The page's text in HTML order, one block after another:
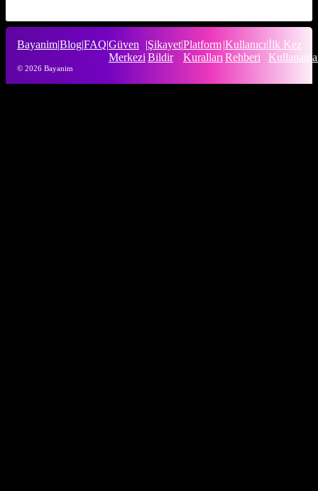
Bayanim|Blog|FAQ|Güven
Merkezi
|Şikayet
Bildir
|Platform
Kuralları
|Kullanıcı
Rehberi
|İlk Kez
© 2026 Bayanim